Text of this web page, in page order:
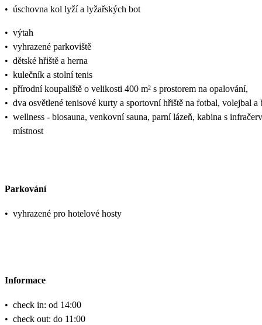
• úschovna kol lyží a lyžařských bot
• výtah
• vyhrazené parkoviště
• dětské hřiště a herna
• kulečník a stolní tenis
• přírodní koupaliště o velikosti 400 m² s prostorem na opalování,
• dva osvětlené tenisové kurty a sportovní hřiště na fotbal, volejbal a
• wellness - biosauna, venkovní sauna, parní lázeň, kabina s
místnost
Parkování
• vyhrazené pro hotelové hosty
Informace
• check in: od 14:00
• check out: do 11:00